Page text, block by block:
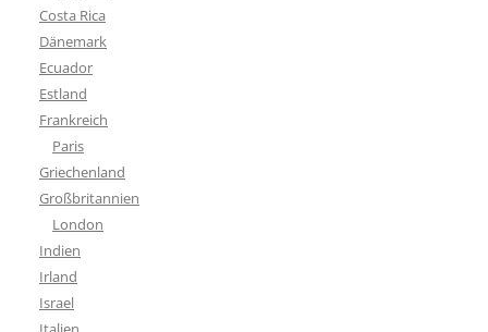
Costa Rica
Dänemark
Ecuador
Estland
Frankreich
Paris
Griechenland
Großbritannien
London
Indien
Irland
Israel